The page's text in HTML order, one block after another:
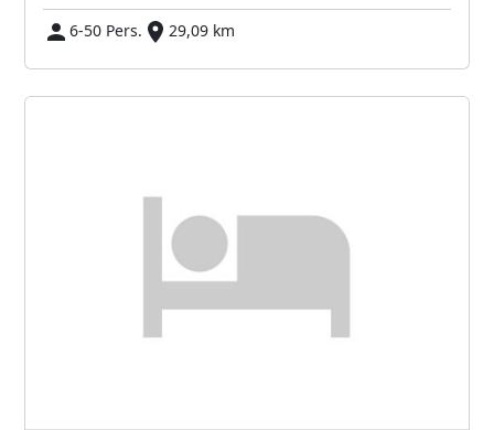
6-50 Pers.
29,09 km